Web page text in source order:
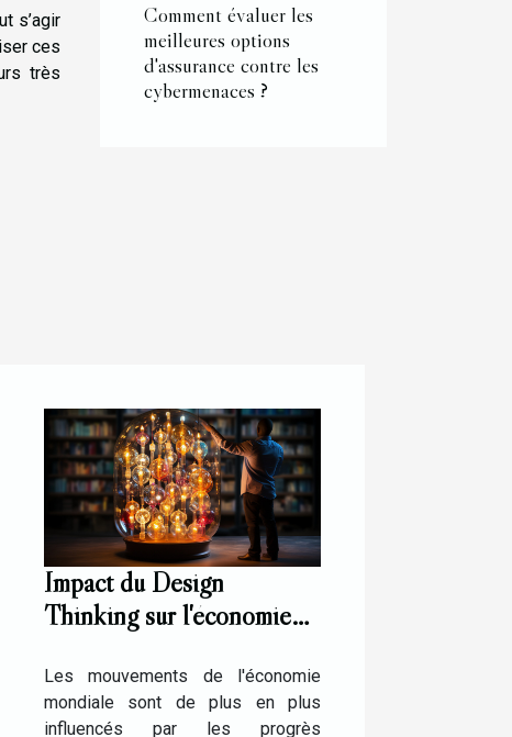
s’agir
ces
très
Comment évaluer les
meilleures options
d'assurance contre les
cybermenaces ?
Impact du Design
Thinking sur l'économie
technologique
Les mouvements de l'économie
mondiale sont de plus en plus
influencés par les progrès